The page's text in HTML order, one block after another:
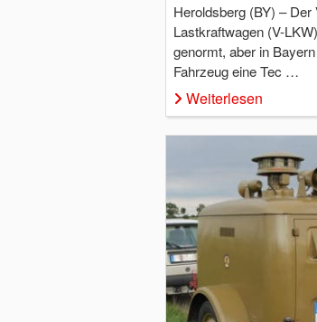
Heroldsberg (BY) – Der
Lastkraftwagen (V-
genormt, aber in
Fahrzeug eine Tec …
Weiterlesen